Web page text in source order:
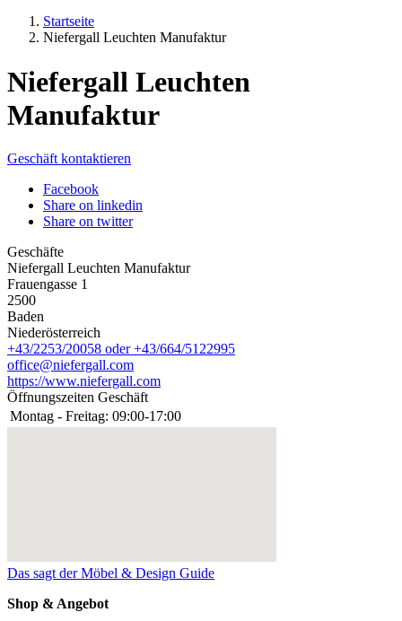
Startseite
Niefergall Leuchten Manufaktur
Niefergall Leuchten
Manufaktur
Geschäft kontaktieren
Facebook
Share on linkedin
Share on twitter
Geschäfte
Niefergall Leuchten Manufaktur
Frauengasse 1
2500
Baden
Niederösterreich
+43/2253/20058 oder +43/664/5122995
office@niefergall.com
https://www.niefergall.com
Öffnungszeiten Geschäft
Montag - Freitag: 09:00-17:00
Das sagt der Möbel & Design Guide
Shop & Angebot